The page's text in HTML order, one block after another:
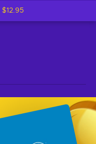
$12.95